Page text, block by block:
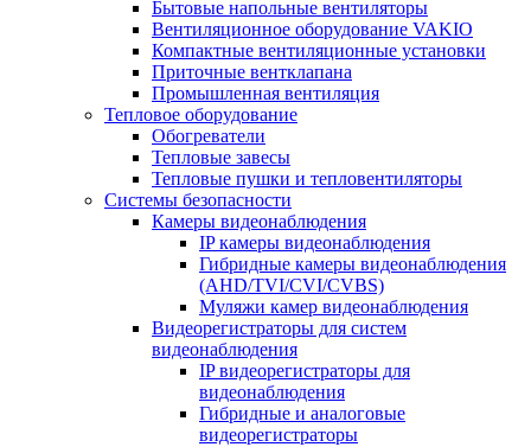
Бытовые напольные вентиляторы
Вентиляционное оборудование VAKIO
Компактные вентиляционные установки
Приточные вентклапана
Промышленная вентиляция
Тепловое оборудование
Обогреватели
Тепловые завесы
Тепловые пушки и тепловентиляторы
Системы безопасности
Камеры видеонаблюдения
IP камеры видеонаблюдения
Гибридные камеры видеонаблюдения
(AHD/TVI/CVI/CVBS)
Муляжи камер видеонаблюдения
Видеорегистраторы для систем
видеонаблюдения
IP видеорегистраторы для
видеонаблюдения
Гибридные и аналоговые
видеорегистраторы